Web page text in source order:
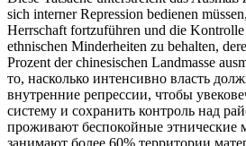
sich interner Repression bedienen
Herrschaft fortzuführen und die
ethnischen Minderheiten zu behalten,
Prozent der chinesischen Landmasse
то, насколько интенсивно власть
внутренние репрессии, чтобы
систему и сохранить контроль над
проживают беспокойные этнические
занимают более 60% территории